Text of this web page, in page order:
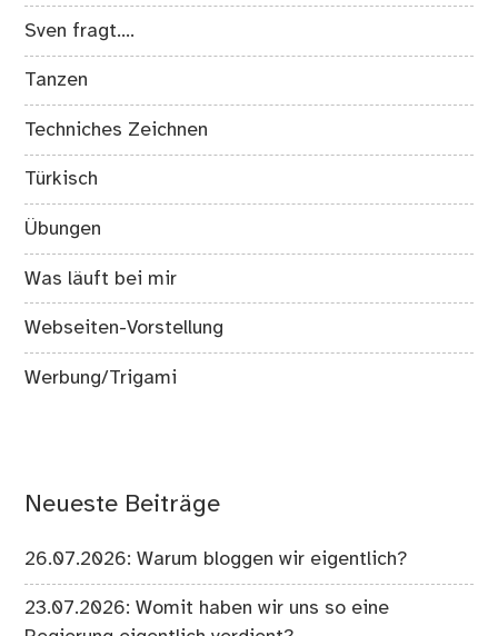
Sven fragt….
Tanzen
Techniches Zeichnen
Türkisch
Übungen
Was läuft bei mir
Webseiten-Vorstellung
Werbung/Trigami
Neueste Beiträge
26.07.2026: Warum bloggen wir eigentlich?
23.07.2026: Womit haben wir uns so eine